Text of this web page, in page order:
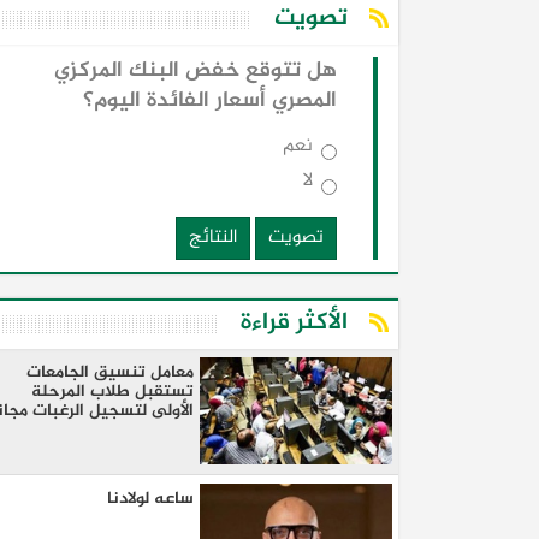
تصويت
هل تتوقع خفض البنك المركزي
المصري أسعار الفائدة اليوم؟
نعم
لا
تصويت
النتائج
الأكثر قراءة
معامل تنسيق الجامعات
تستقبل طلاب المرحلة
الأولى لتسجيل الرغبات
ساعه لولادنا